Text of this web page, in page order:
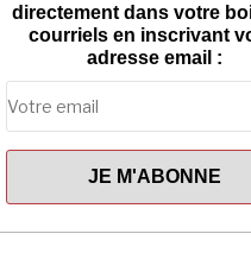
directement dans votre
courriels en inscrivant
adresse email :